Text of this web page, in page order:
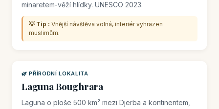
minaretem-věží hlídky. UNESCO 2023.
💡 Tip : Vnější návštěva volná, interiér vyhrazen
muslimům.
🌿 PŘÍRODNÍ LOKALITA
Laguna Boughrara
Laguna o ploše 500 km² mezi Djerba a kontinentem,